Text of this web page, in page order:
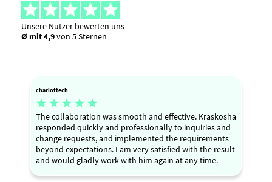
Unsere Nutzer bewerten uns
Ø mit 4,9von 5 Sternen
charlottech
    
The collaboration was smooth and effective. Kraskosha
responded quickly and professionally to inquiries and
change requests, and implemented the requirements
beyond expectations. I am very satisfied with the result
and would gladly work with him again at any time.